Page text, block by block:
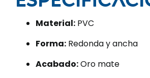
Material: PVC
Forma: Redonda y ancha
Acabado:Oro mate